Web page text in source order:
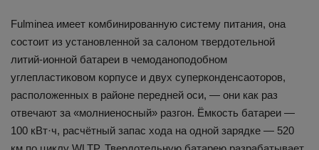
Fulminea имеет комбинированную систему питания, она
состоит из установленной за салоном твердотельной
литий-ионной батареи в чемоданоподобном
углепластиковом корпусе и двух суперконденсаоторов,
расположенных в районе передней оси, — они как раз
отвечают за «молниеносный» разгон. Ёмкость батареи —
100 кВт·ч, расчётный запас хода на одной зарядке — 520